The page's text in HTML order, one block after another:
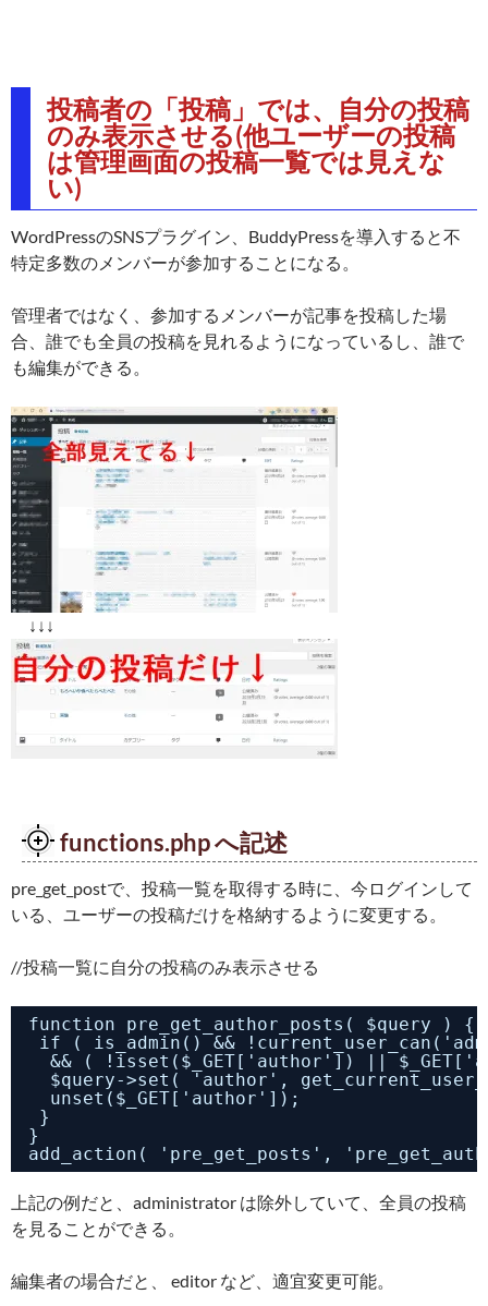
投稿者の「投稿」では、自分の投稿
のみ表示させる(他ユーザーの投稿
は管理画面の投稿一覧では見えな
い)
WordPressのSNSプラグイン、BuddyPressを導入すると不
特定多数のメンバーが参加することになる。
管理者ではなく、参加するメンバーが記事を投稿した場
合、誰でも全員の投稿を見れるようになっているし、誰で
も編集ができる。
↓↓↓
functions.php へ記述
pre_get_postで、投稿一覧を取得する時に、今ログインして
いる、ユーザーの投稿だけを格納するように変更する。
//投稿一覧に自分の投稿のみ表示させる
function pre_get_author_posts( $query ) {
if ( is_admin() &&
&& ( !isset($_GET['author']) ||
$query->set( 'author',
unset($_GET['author']);
}
}
add_action( 'pre_get_posts',
上記の例だと、administrator は除外していて、全員の投稿
を見ることができる。
編集者の場合だと、 editor など、適宜変更可能。